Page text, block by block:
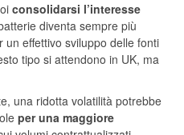
consolidarsi l’interesse
diventa sempre più
effettivo sviluppo delle fonti
tipo si attendono in UK, ma
una ridotta volatilità potrebbe
per una maggiore